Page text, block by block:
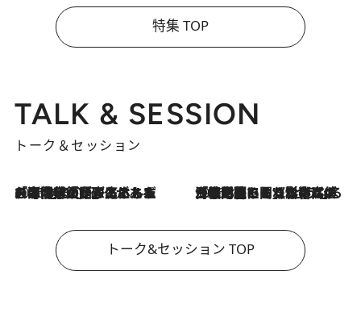
特集 TOP
TALK & SESSION
トーク＆セッション
2026.8.3
「今後値上げがあるとすれば…」「リスクがあるのは今年の冬」エネルギー専門家が語る、ホルムズ海峡封鎖が家庭にもたらす“ある心配” 2026.8.3
「住宅建てられない…」「サーチャージ料の高値が続いている」ホルムズ海峡封鎖による影響はいつまで続く？《エネルギー専門家に聞く“どうなる日本の暮らし”》
トーク&セッション TOP